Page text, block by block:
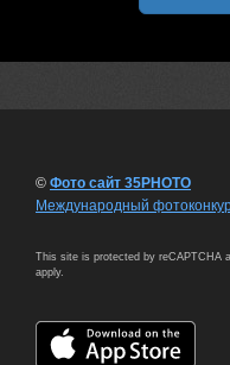
© Фото сайт 35PHOTO
Международный
This site is protected by reCAPTCHA
apply.